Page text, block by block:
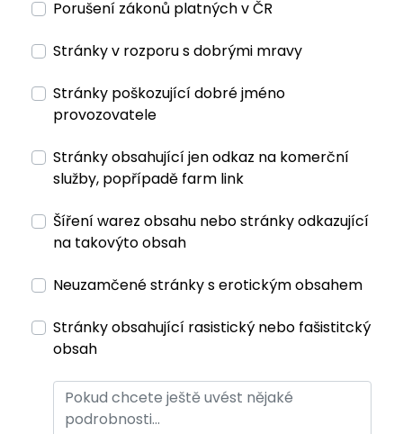
Porušení zákonů platných v ČR
Stránky v rozporu s dobrými mravy
Stránky poškozující dobré jméno
provozovatele
Stránky obsahující jen odkaz na komerční
služby, popřípadě farm link
Šíření warez obsahu nebo stránky odkazující
na takovýto obsah
Neuzamčené stránky s erotickým obsahem
Stránky obsahující rasistický nebo fašistitcký
obsah